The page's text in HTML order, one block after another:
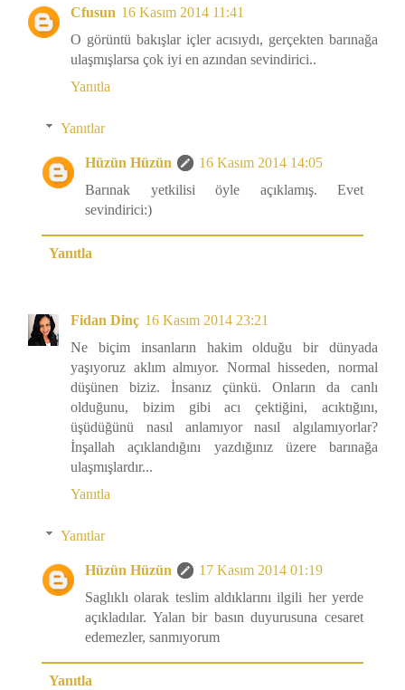
Cfusun 16 Kasım 2014 11:41
O görüntü bakışlar içler acısıydı, gerçekten barınağa
ulaşmışlarsa çok iyi en azından sevindirici..
Yanıtla
Yanıtlar
Hüzün Hüzün
16 Kasım 2014 14:05
Barınak yetkilisi öyle açıklamış. Evet
sevindirici:)
Yanıtla
Fidan Dinç 16 Kasım 2014 23:21
Ne biçim insanların hakim olduğu bir dünyada
yaşıyoruz aklım almıyor. Normal hisseden, normal
düşünen biziz. İnsanız çünkü. Onların da canlı
olduğunu, bizim gibi acı çektiğini, acıktığını,
üşüdüğünü nasıl anlamıyor nasıl algılamıyorlar?
İnşallah açıklandığını yazdığınız üzere barınağa
ulaşmışlardır...
Yanıtla
Yanıtlar
Hüzün Hüzün
17 Kasım 2014 01:19
Saglıklı olarak teslim aldıklarını ilgili her yerde
açıkladılar. Yalan bir basın duyurusuna cesaret
edemezler, sanmıyorum
Yanıtla